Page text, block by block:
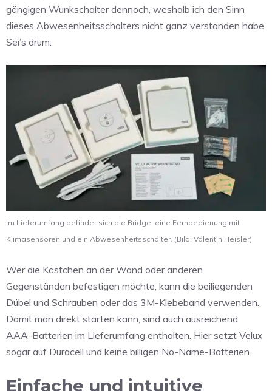
gängigen Wunkschalter dennoch, weshalb ich den Sinn
dieses Abwesenheitsschalters nicht ganz verstanden habe.
Sei’s drum.
Im Lieferumfang befindet sich die Bridge, eine Fernbedienung mit
Klimasensoren und ein Abwesenheitsschalter. (Bild: Valentin Heisler)
Wer die Kästchen an der Wand oder anderen
Gegenständen befestigen möchte, kann die beiliegenden
Dübel und Schrauben oder das 3M-Klebeband verwenden.
Damit man direkt starten kann, sind auch ausreichend
AAA-Batterien im Lieferumfang enthalten. Hier setzt Velux
sogar auf Duracell und keine billigen No-Name-Batterien.
Einfache und intuitive